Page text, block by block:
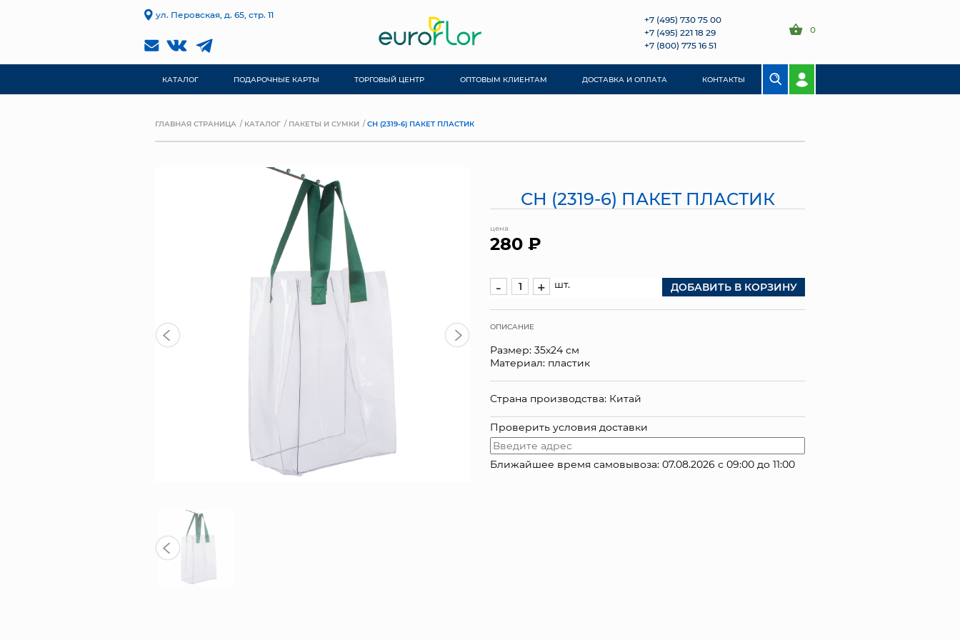
ул. Перовская, д. 65, стр. 11
+7 (495) 730 75 00
+7 (495) 221 18 29
+7 (800) 775 16 51
0
КАТАЛОГ ПОДАРОЧНЫЕ КАРТЫ ТОРГОВЫЙ ЦЕНТР ОПТОВЫМ КЛИЕНТАМ ДОСТАВКА И ОПЛАТА КОНТАКТЫ
ГЛАВНАЯ СТРАНИЦА КАТАЛОГ ПАКЕТЫ И СУМКИ СН (2319-6) ПАКЕТ ПЛАСТИК
СН (2319-6) ПАКЕТ ПЛАСТИК
цена
280 ₽
- + шт. ДОБАВИТЬ В КОРЗИНУ
ОПИСАНИЕ
Размер: 35х24 см
Материал: пластик
Страна производства: Китай
Проверить условия доставки
Ближайшее время самовывоза: 07.08.2026 с 09:00 до 11:00